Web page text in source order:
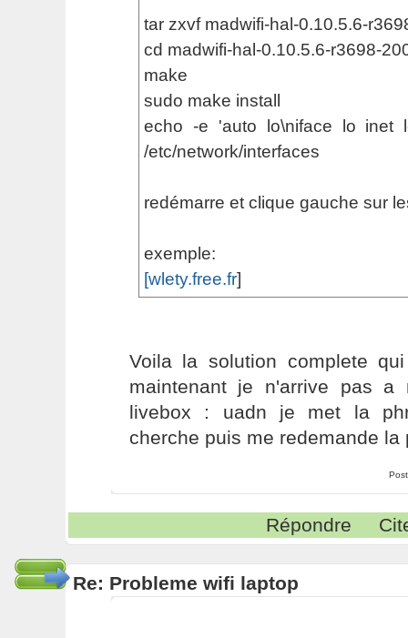
tar zxvf madwifi-hal-0.10.5.6-
cd madwifi-hal-0.10.5.6-r3698-
make
sudo make install
echo -e 'auto lo\niface lo inet
/etc/network/interfaces
redémarre et clique gauche sur
exemple:
[wlety.free.fr]
Voila la solution complete
maintenant je n'arrive pas a
livebox : uadn je met la
cherche puis me redemande la
Répondre
Re: Probleme wifi laptop